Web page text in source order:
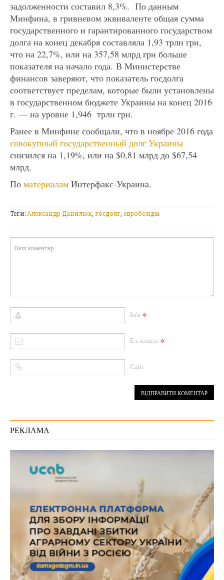
задолженности составил 8,3%. По данным
Минфина, в гривневом эквиваленте общая сумма
государственного и гарантированного государством
долга на конец декабря составляла 1,93 трлн грн,
что на 22,7%, или на 357,58 млрд грн больше
показателя на начало года. В Министерстве
финансов заверяют, что показатель госдолга
соответствует пределам, которые были установлены
в государственном бюджете Украины на конец 2016
г. — на уровне 1,946 трлн грн.
Ранее в Минфине сообщали, что в ноябре 2016 года
совокупный государственный долг Украины
снизился на 1,19%, или на $0,81 млрд до $67,54
млрд.
По материалам Интерфакс-Украина.
Теги: Александр Данилюк госдолг евробонды
Ім'я *
Ел. пошта *
Сайт
РЕКЛАМА